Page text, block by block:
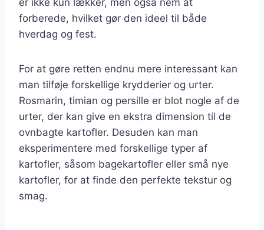
forberede, hvilket gør den ideel til både
hverdag og fest.
For at gøre retten endnu mere interessant kan
man tilføje forskellige krydderier og urter.
Rosmarin, timian og persille er blot nogle af de
urter, der kan give en ekstra dimension til de
ovnbagte kartofler. Desuden kan man
eksperimentere med forskellige typer af
kartofler, såsom bagekartofler eller små nye
kartofler, for at finde den perfekte tekstur og
smag.